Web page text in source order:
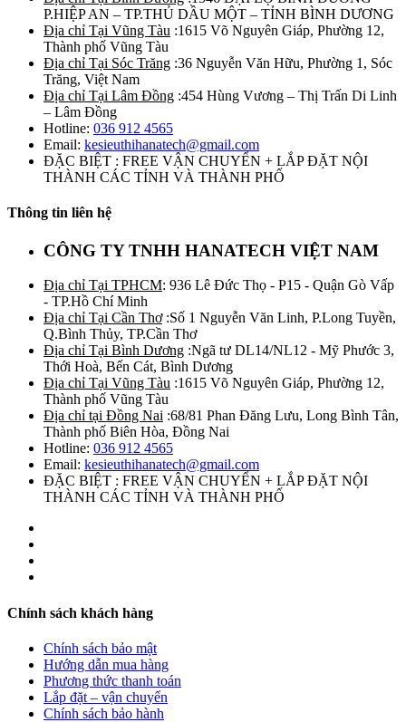
P.HIỆP AN – TP.THỦ DẦU MỘT – TỈNH BÌNH DƯƠNG
Địa chỉ Tại Vũng Tàu :1615 Võ Nguyên Giáp, Phường 12,
Thành phố Vũng Tàu
Địa chỉ Tại Sóc Trăng :36 Nguyễn Văn Hữu, Phường 1, Sóc
Trăng, Việt Nam
Địa chỉ Tại Lâm Đồng :454 Hùng Vương – Thị Trấn Di Linh
– Lâm Đồng
Hotline: 036 912 4565
Email: kesieuthihanatech@gmail.com
ĐẶC BIỆT : FREE VẬN CHUYỂN + LẮP ĐẶT NỘI
THÀNH CÁC TỈNH VÀ THÀNH PHỐ
Thông tin liên hệ
CÔNG TY TNHH HANATECH VIỆT NAM
Địa chỉ Tại TPHCM: 936 Lê Đức Thọ - P15 - Quận Gò Vấp
- TP.Hồ Chí Minh
Địa chỉ Tại Cần Thơ:Số 1 Nguyễn Văn Linh, P.Long Tuyền,
Q.Bình Thủy, TP.Cần Thơ
Địa chỉ Tại Bình Dương :Ngã tư DL14/NL12 - Mỹ Phước 3,
Thới Hoà, Bến Cát, Bình Dương
Địa chỉ Tại Vũng Tàu :1615 Võ Nguyên Giáp, Phường 12,
Thành phố Vũng Tàu
Địa chỉ tại Đồng Nai :68/81 Phan Đăng Lưu, Long Bình Tân,
Thành phố Biên Hòa, Đồng Nai
Hotline: 036 912 4565
Email: kesieuthihanatech@gmail.com
ĐẶC BIỆT : FREE VẬN CHUYỂN + LẮP ĐẶT NỘI
THÀNH CÁC TỈNH VÀ THÀNH PHỐ
Chính sách khách hàng
Chính sách bảo mật
Hướng dẫn mua hàng
Phương thức thanh toán
Lắp đặt – vận chuyển
Chính sách bảo hành